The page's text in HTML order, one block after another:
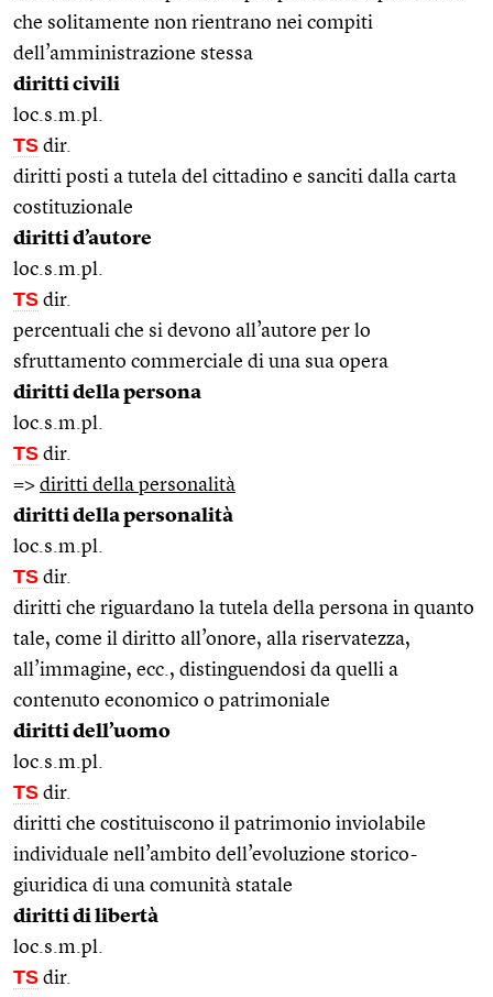
che solitamente non rientrano nei compiti
dell’amministrazione stessa
diritti civili
loc.s.m.pl.
TS dir.
diritti posti a tutela del cittadino e sanciti dalla carta
costituzionale
diritti d’autore
loc.s.m.pl.
TS dir.
percentuali che si devono all’autore per lo
sfruttamento commerciale di una sua opera
diritti della persona
loc.s.m.pl.
TS dir.
=> diritti della personalità
diritti della personalità
loc.s.m.pl.
TS dir.
diritti che riguardano la tutela della persona in quanto
tale, come il diritto all’onore, alla riservatezza,
all’immagine, ecc., distinguendosi da quelli a
contenuto economico o patrimoniale
diritti dell’uomo
loc.s.m.pl.
TS dir.
diritti che costituiscono il patrimonio inviolabile
individuale nell’ambito dell’evoluzione storico-
giuridica di una comunità statale
diritti di libertà
loc.s.m.pl.
TS dir.